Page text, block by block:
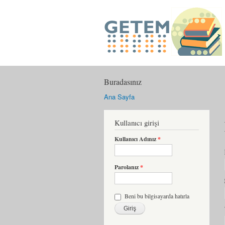
Buradasınız
Ana Sayfa
Kullanıcı girişi
Kullanıcı Adınız*
Parolanız*
Beni bu bilgisayarda hatırla